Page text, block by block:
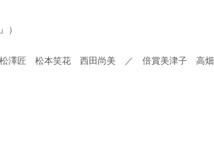
）
澤匠 松本笑花 西田尚美 ／ 倍賞美津子 高畑